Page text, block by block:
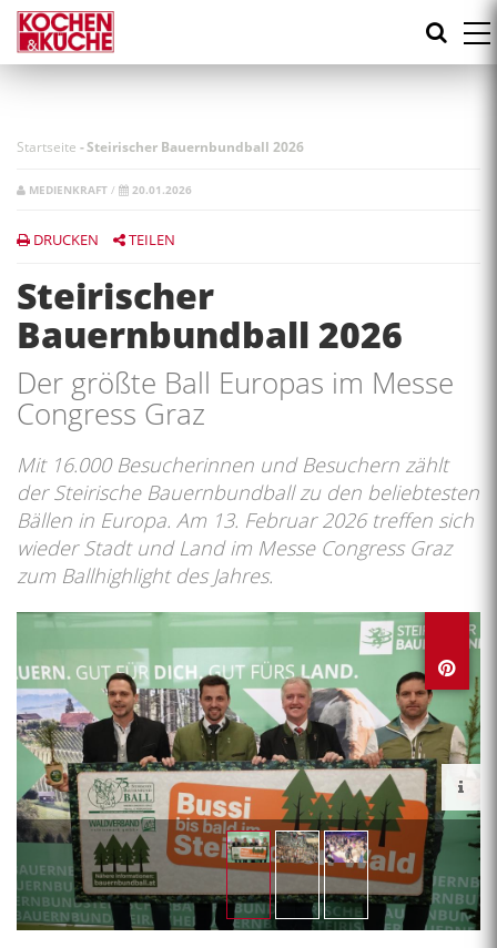
Direkt
zum
Inhalt
Startseite -Steirischer Bauernbundball 2026
MEDIENKRAFT / 20.01.2026
DRUCKEN TEILEN
Steirischer
Bauernbundball 2026
Der größte Ball Europas im Messe
Congress Graz
Mit 16.000 Besucherinnen und Besuchern zählt
der Steirische Bauernbundball zu den beliebtesten
Bällen in Europa. Am 13. Februar 2026 treffen sich
wieder Stadt und Land im Messe Congress Graz
zum Ballhighlight des Jahres.